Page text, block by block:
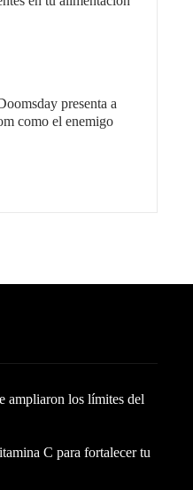
presenta a
como el enemigo
ampliaron los límites del
C para fortalecer tu